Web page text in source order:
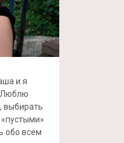
и я
Люблю
выбирать
обо всем